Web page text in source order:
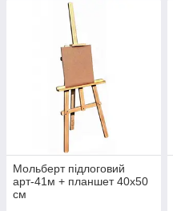
Мольберт підлоговий
арт-41м + планшет 40х50
см